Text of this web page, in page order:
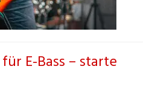
E-Bass – starte